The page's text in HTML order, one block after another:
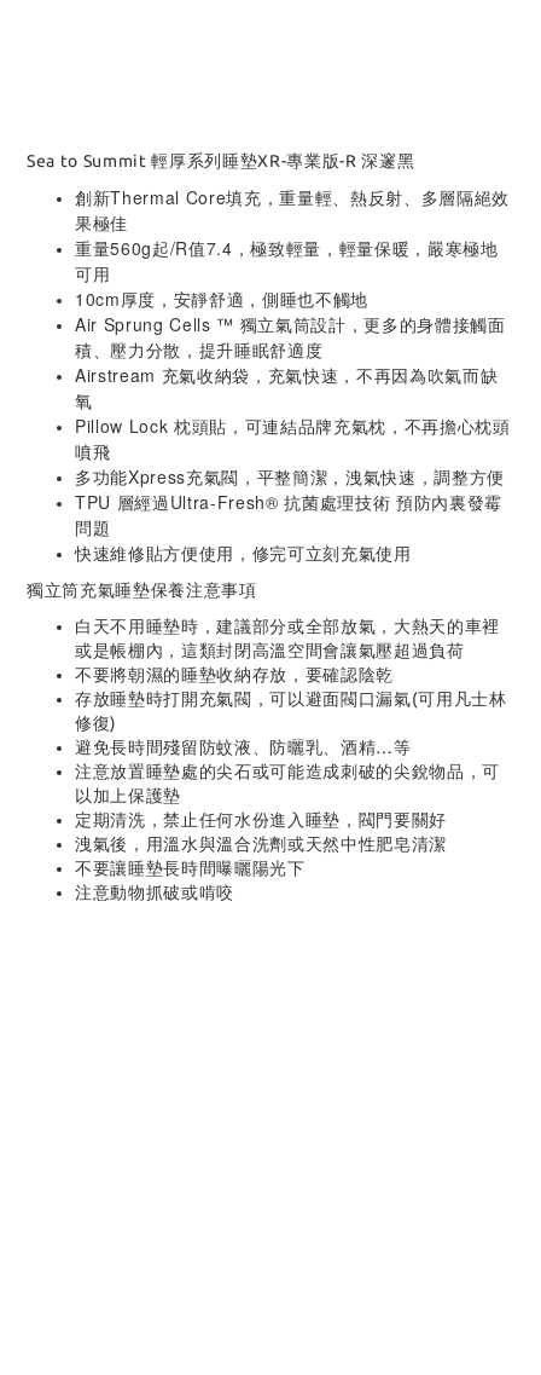
Sea to Summit 輕厚系列睡墊XR-專業版-R 深邃黑
創新Thermal Core填充，重量輕、熱反射、多層隔絕效
果極佳
重量560g起/R值7.4，極致輕量，輕量保暖，嚴寒極地
可用
10cm厚度，安靜舒適，側睡也不觸地
Air Sprung Cells ™ 獨立氣筒設計，更多的身體接觸面
積、壓力分散，提升睡眠舒適度
Airstream 充氣收納袋，充氣快速，不再因為吹氣而缺
氧
Pillow Lock 枕頭貼，可連結品牌充氣枕，不再擔心枕頭
噴飛
多功能Xpress充氣閥，平整簡潔，洩氣快速，調整方便
TPU 層經過Ultra-Fresh® 抗菌處理技術 預防內裏發霉
問題
快速維修貼方便使用，修完可立刻充氣使用
獨立筒充氣睡墊保養注意事項
白天不用睡墊時，建議部分或全部放氣，大熱天的車裡
或是帳棚內，這類封閉高溫空間會讓氣壓超過負荷
不要將朝濕的睡墊收納存放，要確認陰乾
存放睡墊時打開充氣閥，可以避面閥口漏氣(可用凡士林
修復)
避免長時間殘留防蚊液、防曬乳、酒精…等
注意放置睡墊處的尖石或可能造成刺破的尖銳物品，可
以加上保護墊
定期清洗，禁止任何水份進入睡墊，閥門要關好
洩氣後，用溫水與溫合洗劑或天然中性肥皂清潔
不要讓睡墊長時間曝曬陽光下
注意動物抓破或啃咬